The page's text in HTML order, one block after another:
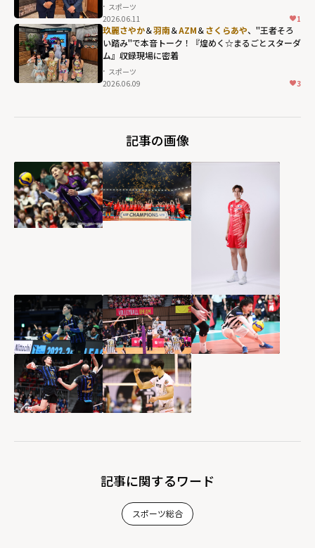
スポーツ
2026.06.11
1
玖麗さやか＆羽南＆AZM＆さくらあや、"王者そろ
い踏み"で本音トーク！『煌めく☆まるごとスターダ
ム』収録現場に密着
スポーツ
2026.06.09
3
記事の画像
記事に関するワード
スポーツ総合